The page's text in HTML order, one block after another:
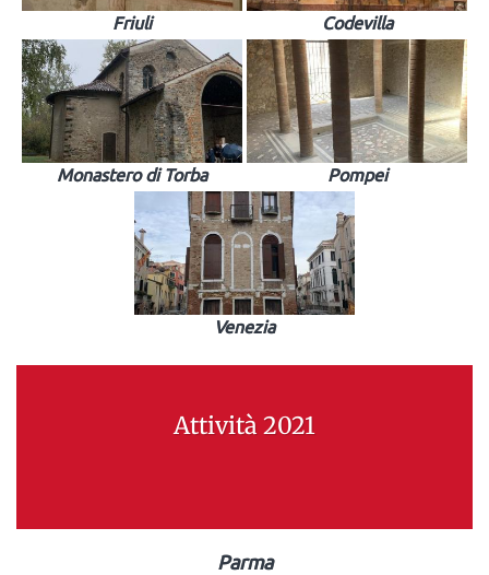
Friuli Codevilla
Monastero di Torba Pompei
Venezia
Attività 2021
Parma